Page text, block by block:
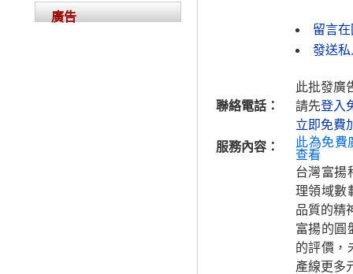
留言
發送私
聯絡電話：
此批發廣
請先登入
立即免費
服務內容：
此為免費
查看
台灣富揚
理領域數
品質的精
富揚的圓
的評價，
產線更多
廣告